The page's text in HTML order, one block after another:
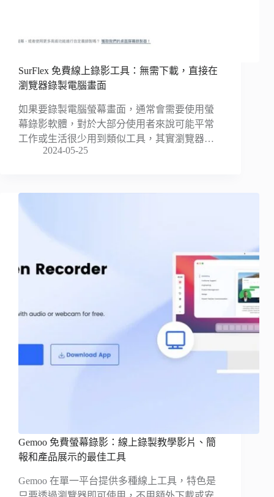
SurFlex 免費線上錄影工具：無需下載，直接在
瀏覽器錄製電腦畫面
如果要錄製電腦螢幕畫面，通常會需要使用螢
幕錄影軟體，對於大部分使用者來說可能平常
工作或生活很少用到類似工具，其實瀏覽器…
2024-05-25
Gemoo 免費螢幕錄影：線上錄製教學影片、簡
報和產品展示的最佳工具
Gemoo 在單一平台提供多種線上工具，特色是